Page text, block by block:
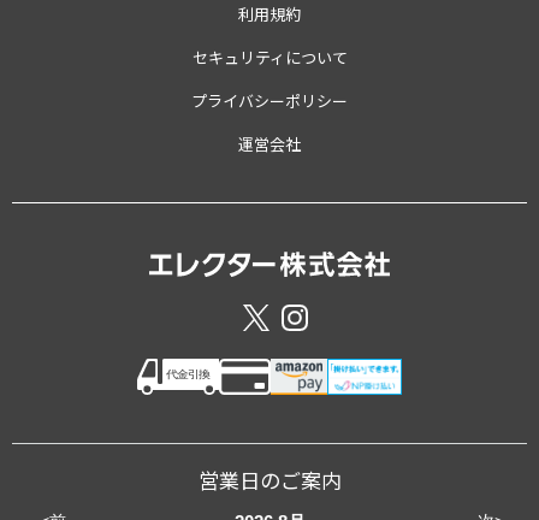
利用規約
セキュリティについて
プライバシーポリシー
運営会社
営業日のご案内